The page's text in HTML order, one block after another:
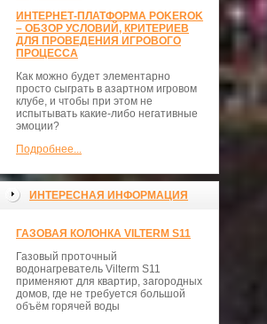
ИНТЕРНЕТ-ПЛАТФОРМА POKEROK
– ОБЗОР УСЛОВИЙ, КРИТЕРИЕВ
ДЛЯ ПРОВЕДЕНИЯ ИГРОВОГО
ПРОЦЕССА
Как можно будет элементарно
просто сыграть в азартном игровом
клубе, и чтобы при этом не
испытывать какие-либо негативные
эмоции?
Подробнее...
ИНТЕРЕСНАЯ ИНФОРМАЦИЯ
ГАЗОВАЯ КОЛОНКА VILTERM S11
Газовый проточный
водонагреватель Vilterm S11
применяют для квартир, загородных
домов, где не требуется большой
объём горячей воды